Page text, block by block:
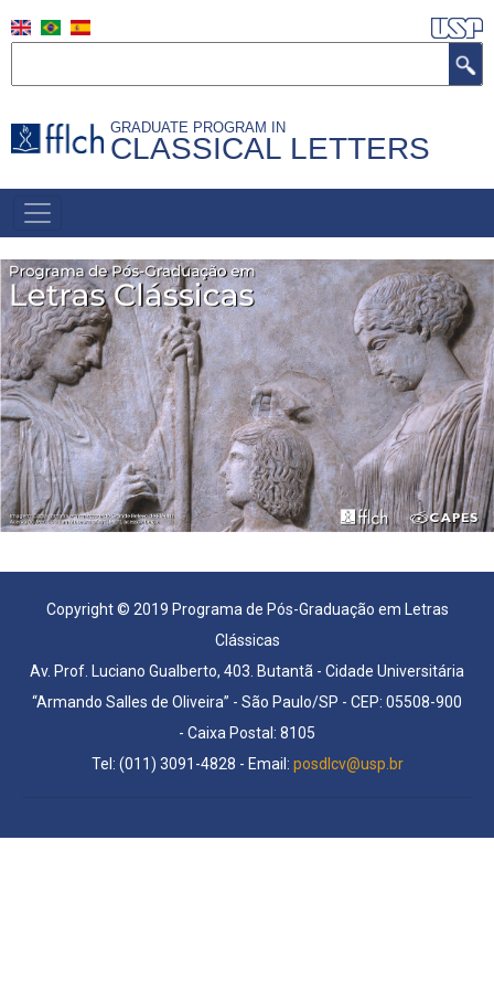
to
GRADUATE PROGRAM IN
CLASSICAL LETTERS
NAVEGAÇÃO
PRINCIPAL
(INGLÊS)
Copyright © 2019 Programa de Pós-Graduação em Letras
Clássicas
Av. Prof. Luciano Gualberto, 403. Butantã - Cidade Universitária
“Armando Salles de Oliveira” - São Paulo/SP - CEP: 05508-900
- Caixa Postal: 8105
Tel: (011) 3091-4828 - Email: posdlcv@usp.br